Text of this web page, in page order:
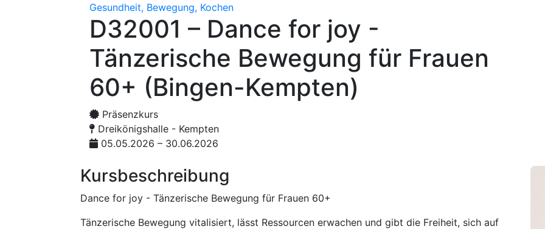
Gesundheit, Bewegung, Kochen
D32001 – Dance for joy -
Tänzerische Bewegung für Frauen
60+ (Bingen-Kempten)
Präsenzkurs
Dreikönigshalle - Kempten
05.05.2026 – 30.06.2026
Kursbeschreibung
Dance for joy - Tänzerische Bewegung für Frauen 60+
Tänzerische Bewegung vitalisiert, lässt Ressourcen erwachen und gibt die Freiheit, sich auf